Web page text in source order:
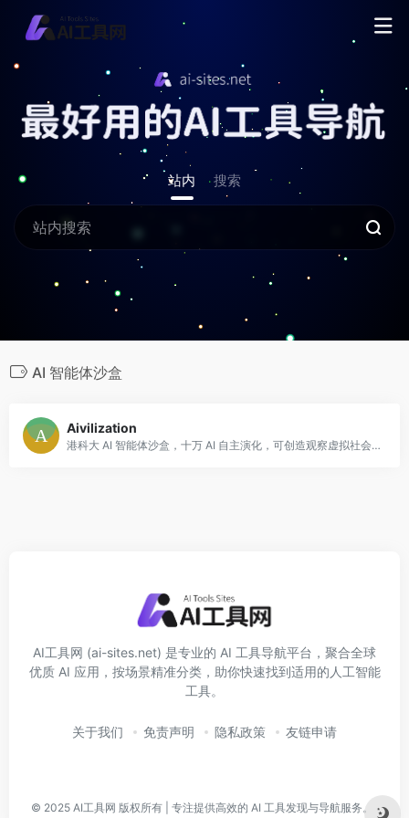
站内 搜索
AI 智能体沙盒
Aivilization
港科大 AI 智能体沙盒，十万 AI 自主演化，可创造观察虚拟社会。
AI工具网 (ai-sites.net) 是专业的 AI 工具导航平台，聚合全球
优质 AI 应用，按场景精准分类，助你快速找到适用的人工智能
工具。
关于我们 免责声明 隐私政策 友链申请
© 2025 AI工具网 版权所有 | 专注提供高效的 AI 工具发现与导航服务。